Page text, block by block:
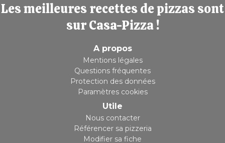
Les meilleures recettes de pizzas sont
sur Casa-Pizza !
A propos
Mentions légales
Questions fréquentes
Protection des données
Paramètres cookies
Utile
Nous contacter
Référencer sa pizzeria
Modifier sa fiche